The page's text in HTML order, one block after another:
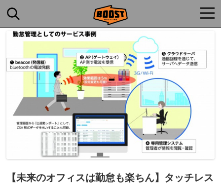
【未来のオフィスは勤怠も楽ちん】タッチレス